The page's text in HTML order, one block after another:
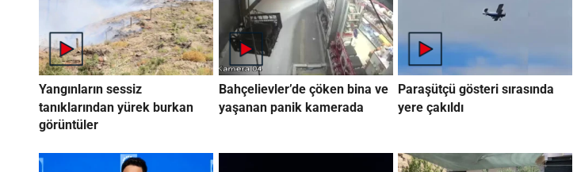
Yangınların sessiz
tanıklarından yürek burkan
görüntüler
Bahçelievler’de çöken bina ve
yaşanan panik kamerada
Paraşütçü gösteri sırasında
yere çakıldı